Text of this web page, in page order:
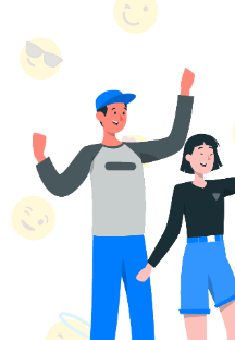
FAQ's
Terms
&
Conditions
Terms & Conditions
About us
Contact us